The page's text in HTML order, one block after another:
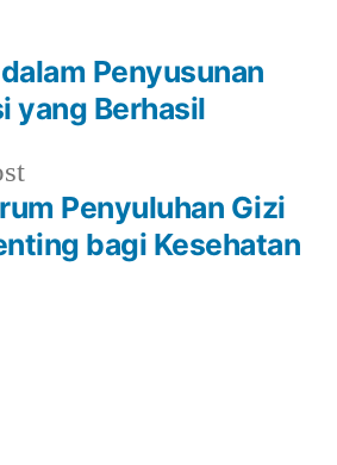
Previous
post:Penyuluhan Gizi
bagi Kesehatan
Penyusunan
yang Berhasil